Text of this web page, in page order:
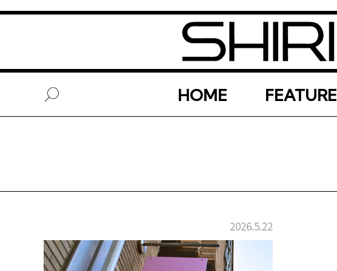
HOME FEATURE
2026.5.22